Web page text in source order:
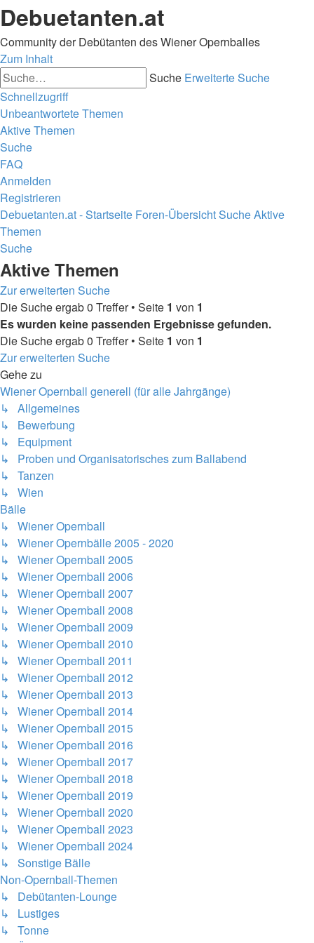
Debuetanten.at
Community der Debütanten des Wiener Opernballes
Zum Inhalt
Suche Erweiterte Suche
Schnellzugriff
Unbeantwortete Themen
Aktive Themen
Suche
FAQ
Anmelden
Registrieren
Debuetanten.at - Startseite Foren-ÜbersichtSucheAktive
Themen
Suche
Aktive Themen
Zur erweiterten Suche
Die Suche ergab 0 Treffer • Seite 1 von 1
Es wurden keine passenden Ergebnisse gefunden.
Die Suche ergab 0 Treffer • Seite 1 von 1
Zur erweiterten Suche
Gehe zu
Wiener Opernball generell (für alle Jahrgänge)
↳ Allgemeines
↳ Bewerbung
↳ Equipment
↳ Proben und Organisatorisches zum Ballabend
↳ Tanzen
↳ Wien
Bälle
↳ Wiener Opernball
↳ Wiener Opernbälle 2005 - 2020
↳ Wiener Opernball 2005
↳ Wiener Opernball 2006
↳ Wiener Opernball 2007
↳ Wiener Opernball 2008
↳ Wiener Opernball 2009
↳ Wiener Opernball 2010
↳ Wiener Opernball 2011
↳ Wiener Opernball 2012
↳ Wiener Opernball 2013
↳ Wiener Opernball 2014
↳ Wiener Opernball 2015
↳ Wiener Opernball 2016
↳ Wiener Opernball 2017
↳ Wiener Opernball 2018
↳ Wiener Opernball 2019
↳ Wiener Opernball 2020
↳ Wiener Opernball 2023
↳ Wiener Opernball 2024
↳ Sonstige Bälle
Non-Opernball-Themen
↳ Debütanten-Lounge
↳ Lustiges
↳ Tonne